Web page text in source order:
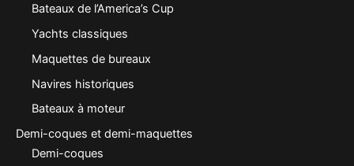
Bateaux de l’America’s Cup
Yachts classiques
Maquettes de bureaux
Navires historiques
Bateaux à moteur
Demi-coques et demi-maquettes
Demi-coques